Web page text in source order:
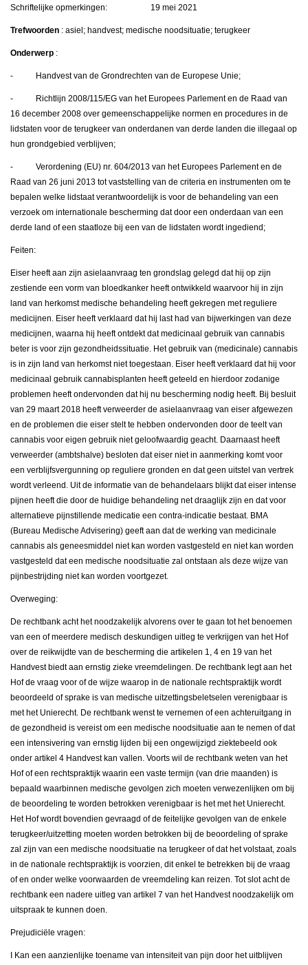
Schriftelijke opmerkingen: 19 mei 2021
Trefwoorden : asiel; handvest; medische noodsituatie; terugkeer
Onderwerp :
- Handvest van de Grondrechten van de Europese Unie;
- Richtlijn 2008/115/EG van het Europees Parlement en de Raad van
16 december 2008 over gemeenschappelijke normen en procedures in de
lidstaten voor de terugkeer van onderdanen van derde landen die illegaal op
hun grondgebied verblijven;
- Verordening (EU) nr. 604/2013 van het Europees Parlement en de
Raad van 26 juni 2013 tot vaststelling van de criteria en instrumenten om te
bepalen welke lidstaat verantwoordelijk is voor de behandeling van een
verzoek om internationale bescherming dat door een onderdaan van een
derde land of een staatloze bij een van de lidstaten wordt ingediend;
Feiten:
Eiser heeft aan zijn asielaanvraag ten grondslag gelegd dat hij op zijn
zestiende een vorm van bloedkanker heeft ontwikkeld waarvoor hij in zijn
land van herkomst medische behandeling heeft gekregen met reguliere
medicijnen. Eiser heeft verklaard dat hij last had van bijwerkingen van deze
medicijnen, waarna hij heeft ontdekt dat medicinaal gebruik van cannabis
beter is voor zijn gezondheidssituatie. Het gebruik van (medicinale) cannabis
is in zijn land van herkomst niet toegestaan. Eiser heeft verklaard dat hij voor
medicinaal gebruik cannabisplanten heeft geteeld en hierdoor zodanige
problemen heeft ondervonden dat hij nu bescherming nodig heeft. Bij besluit
van 29 maart 2018 heeft verweerder de asielaanvraag van eiser afgewezen
en de problemen die eiser stelt te hebben ondervonden door de teelt van
cannabis voor eigen gebruik niet geloofwaardig geacht. Daarnaast heeft
verweerder (ambtshalve) besloten dat eiser niet in aanmerking komt voor
een verblijfsvergunning op reguliere gronden en dat geen uitstel van vertrek
wordt verleend. Uit de informatie van de behandelaars blijkt dat eiser intense
pijnen heeft die door de huidige behandeling net draaglijk zijn en dat voor
alternatieve pijnstillende medicatie een contra-indicatie bestaat. BMA
(Bureau Medische Advisering) geeft aan dat de werking van medicinale
cannabis als geneesmiddel niet kan worden vastgesteld en niet kan worden
vastgesteld dat een medische noodsituatie zal ontstaan als deze wijze van
pijnbestrijding niet kan worden voortgezet.
Overweging:
De rechtbank acht het noodzakelijk alvorens over te gaan tot het benoemen
van een of meerdere medisch deskundigen uitleg te verkrijgen van het Hof
over de reikwijdte van de bescherming die artikelen 1, 4 en 19 van het
Handvest biedt aan ernstig zieke vreemdelingen. De rechtbank legt aan het
Hof de vraag voor of de wijze waarop in de nationale rechtspraktijk wordt
beoordeeld of sprake is van medische uitzettingsbeletselen verenigbaar is
met het Unierecht. De rechtbank wenst te vernemen of een achteruitgang in
de gezondheid is vereist om een medische noodsituatie aan te nemen of dat
een intensivering van ernstig lijden bij een ongewijzigd ziektebeeld ook
onder artikel 4 Handvest kan vallen. Voorts wil de rechtbank weten van het
Hof of een rechtspraktijk waarin een vaste termijn (van drie maanden) is
bepaald waarbinnen medische gevolgen zich moeten verwezenlijken om bij
de beoordeling te worden betrokken verenigbaar is het met het Unierecht.
Het Hof wordt bovendien gevraagd of de feitelijke gevolgen van de enkele
terugkeer/uitzetting moeten worden betrokken bij de beoordeling of sprake
zal zijn van een medische noodsituatie na terugkeer of dat het volstaat, zoals
in de nationale rechtspraktijk is voorzien, dit enkel te betrekken bij de vraag
of en onder welke voorwaarden de vreemdeling kan reizen. Tot slot acht de
rechtbank een nadere uitleg van artikel 7 van het Handvest noodzakelijk om
uitspraak te kunnen doen.
Prejudiciële vragen:
I Kan een aanzienlijke toename van intensiteit van pijn door het uitblijven